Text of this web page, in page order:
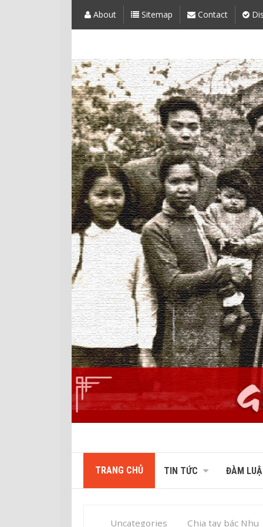
About Sitemap Contact
TRANG CHỦ TIN TỨC ĐÀM
Uncategories Chia tay bác Nhu